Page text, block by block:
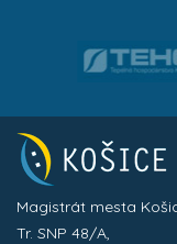
Magistrát mesta
Tr. SNP 48/A,